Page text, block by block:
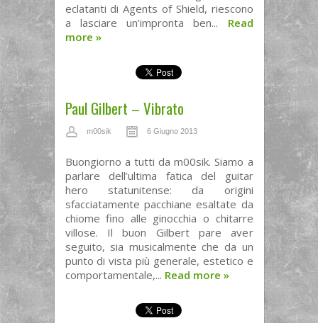
eclatanti di Agents of Shield, riescono
a lasciare un’impronta ben... Read
more »
Paul Gilbert – Vibrato
m00sik 6 Giugno 2013
Buongiorno a tutti da m00sik. Siamo a
parlare dell’ultima fatica del guitar
hero statunitense: da origini
sfacciatamente pacchiane esaltate da
chiome fino alle ginocchia o chitarre
villose. Il buon Gilbert pare aver
seguito, sia musicalmente che da un
punto di vista più generale, estetico e
comportamentale,... Read more »